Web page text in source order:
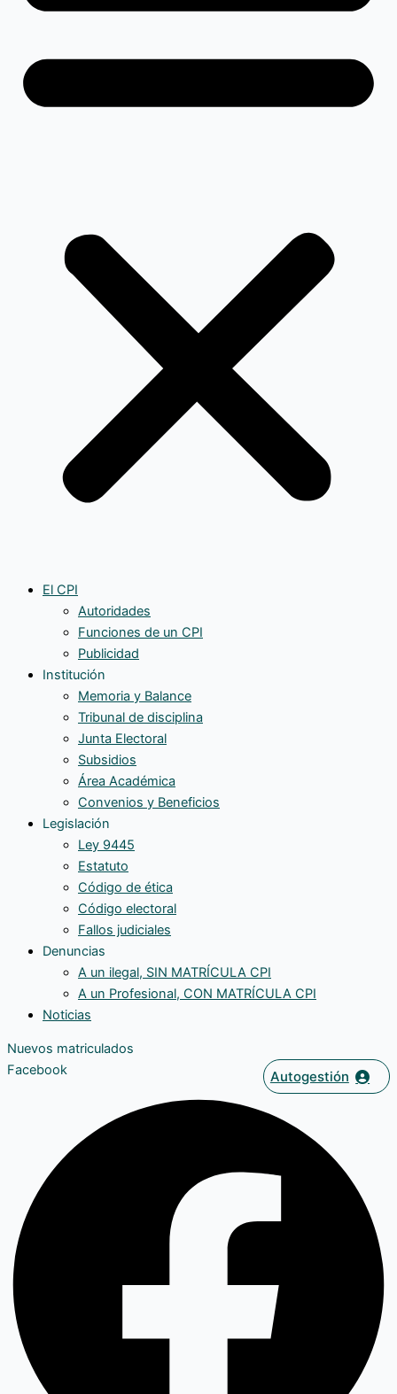
El CPI
Autoridades
Funciones de un CPI
Publicidad
Institución
Memoria y Balance
Tribunal de disciplina
Junta Electoral
Subsidios
Área Académica
Convenios y Beneficios
Legislación
Ley 9445
Estatuto
Código de ética
Código electoral
Fallos judiciales
Denuncias
A un ilegal, SIN MATRÍCULA CPI
A un Profesional, CON MATRÍCULA CPI
Noticias
Nuevos matriculados
Autogestión
Facebook